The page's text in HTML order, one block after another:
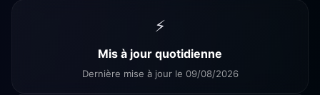
⚡
Mis à jour quotidienne
Dernière mise à jour le 09/08/2026